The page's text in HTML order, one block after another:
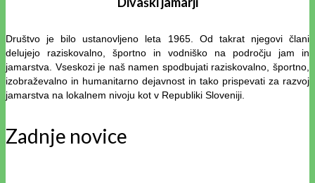
Društvo je bilo ustanovljeno leta 1965. Od takrat njegovi člani
delujejo raziskovalno, športno in vodniško na področju jam in
jamarstva. Vseskozi je naš namen spodbujati raziskovalno, športno,
izobraževalno in humanitarno dejavnost in tako prispevati za razvoj
jamarstva na lokalnem nivoju kot v Republiki Sloveniji.
Zadnje novice